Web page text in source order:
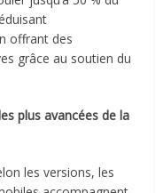
offrant des
grâce au soutien du
plus avancées de la
les versions, les